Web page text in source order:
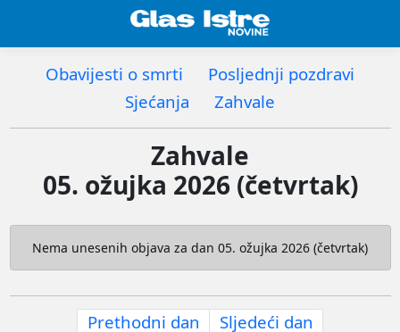
Obavijesti o smrti
Posljednji pozdravi
Sjećanja
Zahvale
Zahvale
05. ožujka 2026 (četvrtak)
Nema unesenih objava za dan 05. ožujka 2026 (četvrtak)
Prethodni dan Sljedeći dan